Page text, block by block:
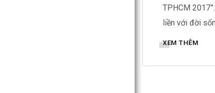
TPHCM
liền với đời
XEM THÊM